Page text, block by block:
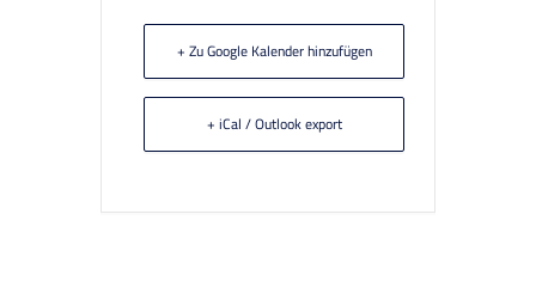
+ Zu Google Kalender hinzufügen
+ iCal / Outlook export